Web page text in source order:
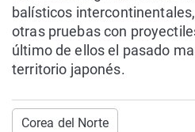
balísticos
otras pruebas con
último de ellos el pasado
territorio japonés.
Corea del Norte